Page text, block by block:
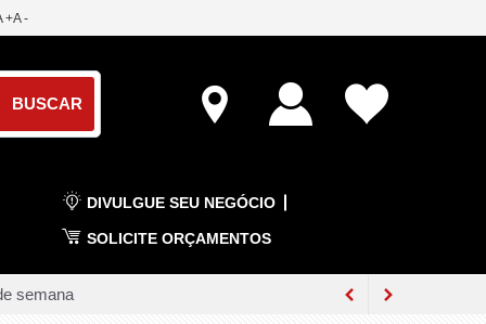
+A -
DIVULGUE SEU NEGÓCIO
SOLICITE ORÇAMENTOS
semana